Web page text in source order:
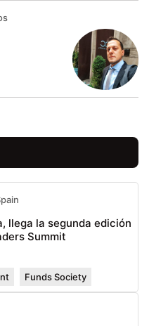
llega la segunda edición
Summit
Funds Society